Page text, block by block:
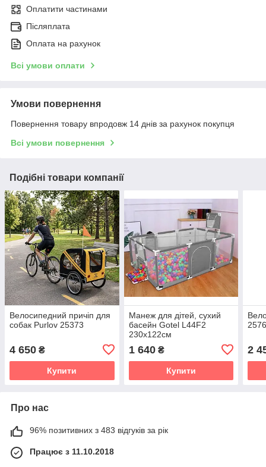
Оплатити частинами
Післяплата
Оплата на рахунок
Всі умови оплати
Умови повернення
Повернення товару впродовж 14 днів за рахунок покупця
Всі умови повернення
Подібні товари компанії
Велосипедний причіп для
собак Purlov 25373
4 650 ₴
Купити
Манеж для дітей, сухий
басейн Gotel L44F2
230x122см
1 640₴
Купити
2
Про нас
96% позитивних з 483 відгуків за рік
Працює з 11.10.2018